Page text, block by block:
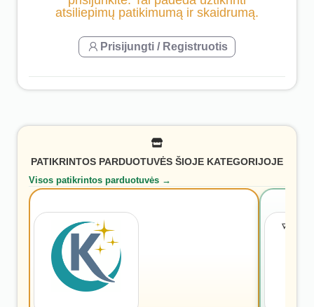
atsiliepimų patikimumą ir skaidrumą.
Prisijungti / Registruotis
PATIKRINTOS PARDUOTUVĖS ŠIOJE KATEGORIJOJE
Visos patikrintos parduotuvės →